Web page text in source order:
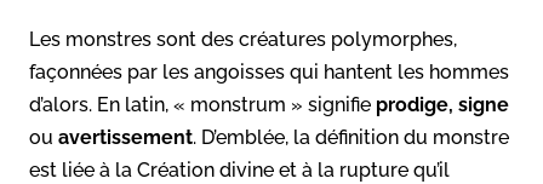
Les monstres sont des créatures polymorphes,
façonnées par les angoisses qui hantent les hommes
d’alors. En latin, « monstrum » signifie prodige, signe
ou avertissement. D’emblée, la définition du monstre
est liée à la Création divine et à la rupture qu’il